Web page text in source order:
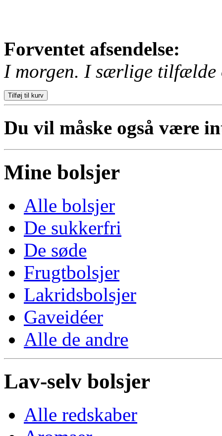
Forventet afsendelse:
I morgen. I særlige tilfælde
Du vil måske også være
Mine bolsjer
Alle bolsjer
De sukkerfri
De søde
Frugtbolsjer
Lakridsbolsjer
Gaveidéer
Alle de andre
Lav-selv bolsjer
Alle redskaber